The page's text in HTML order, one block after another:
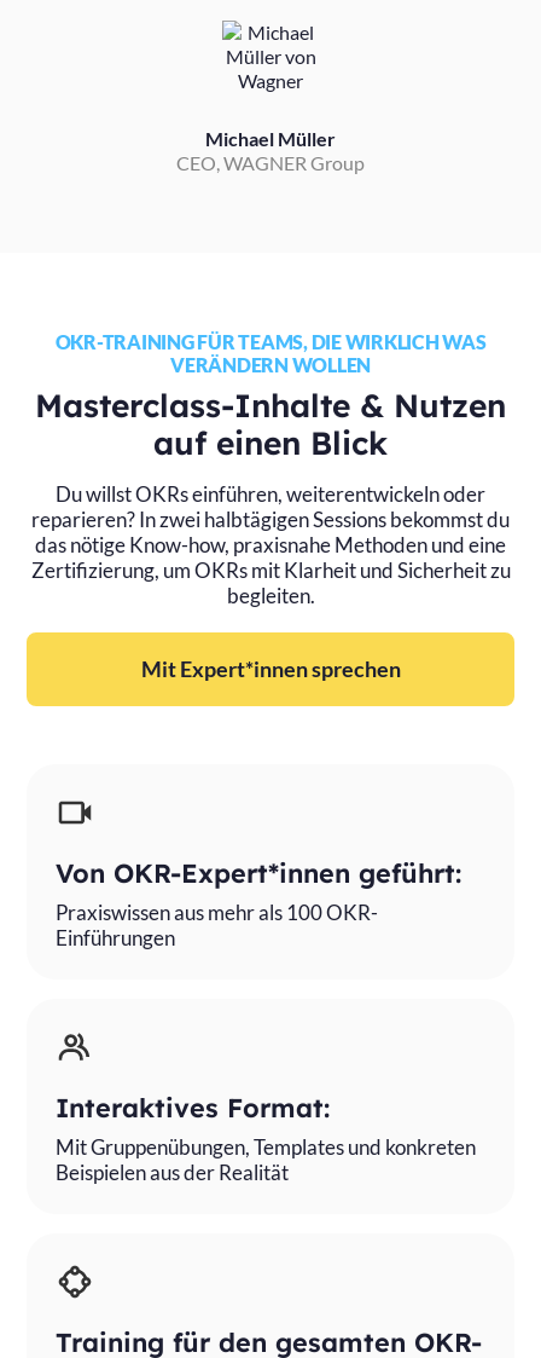
Michael Müller
CEO, WAGNER Group
OKR-TRAINING FÜR TEAMS, DIE WIRKLICH WAS
VERÄNDERN WOLLEN
Masterclass-Inhalte & Nutzen
auf einen Blick
Du willst OKRs einführen, weiterentwickeln oder
reparieren? In zwei halbtägigen Sessions bekommst du
das nötige Know-how, praxisnahe Methoden und eine
Zertifizierung, um OKRs mit Klarheit und Sicherheit zu
begleiten.
Mit Expert*innen sprechen
Von OKR-Expert*innen geführt:
Praxiswissen aus mehr als 100 OKR-
Einführungen
Interaktives Format:
Mit Gruppenübungen, Templates und konkreten
Beispielen aus der Realität
Training für den gesamten OKR-